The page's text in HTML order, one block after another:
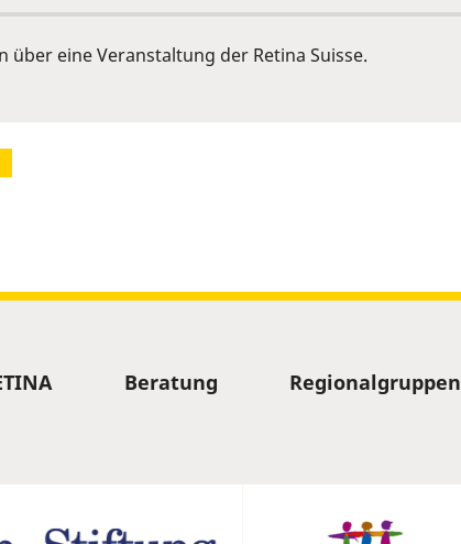
eine Veranstaltung der Retina Suisse.
Beratung Regionalgruppen